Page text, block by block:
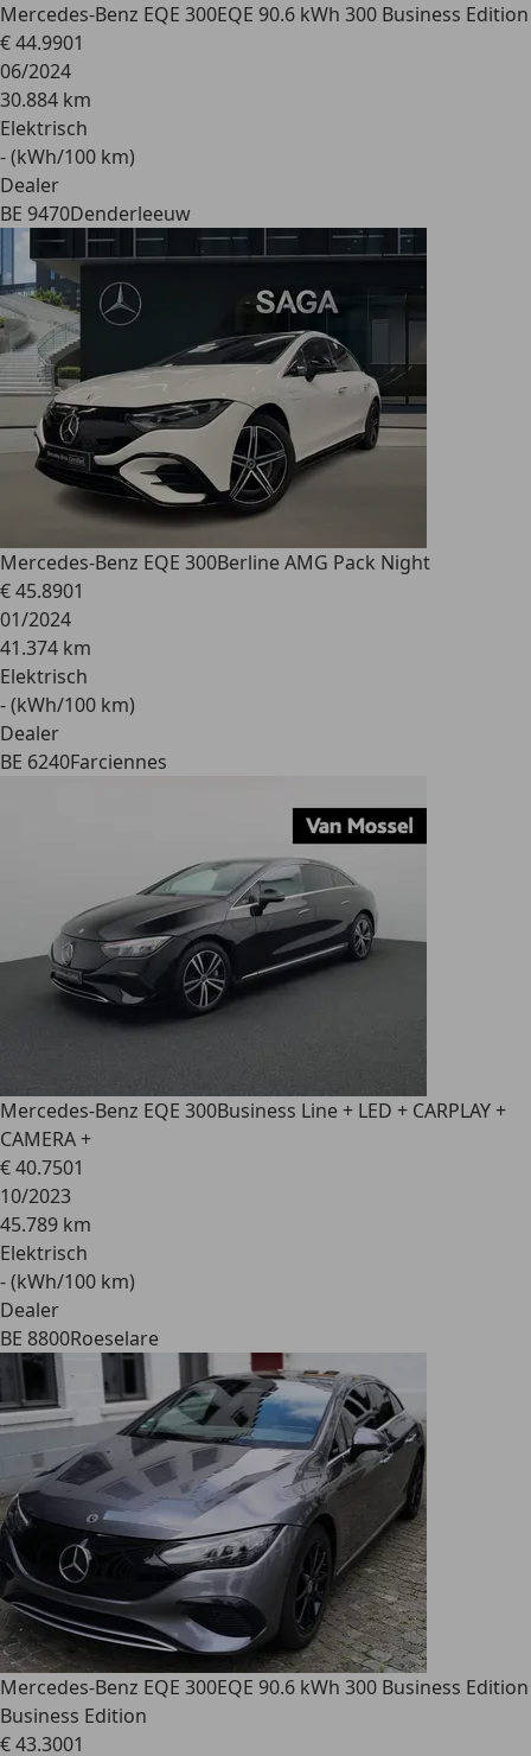
Mercedes-Benz EQE 300EQE 90.6 kWh 300 Business Edition
€ 44.9901
06/2024
30.884 km
Elektrisch
- (kWh/100 km)
Dealer
BE 9470Denderleeuw
Mercedes-Benz EQE 300Berline AMG Pack Night
€ 45.8901
01/2024
41.374 km
Elektrisch
- (kWh/100 km)
Dealer
BE 6240Farciennes
Mercedes-Benz EQE 300Business Line + LED + CARPLAY +
CAMERA +
€ 40.7501
10/2023
45.789 km
Elektrisch
- (kWh/100 km)
Dealer
BE 8800Roeselare
Mercedes-Benz EQE 300EQE 90.6 kWh 300 Business Edition
Business Edition
€ 43.3001